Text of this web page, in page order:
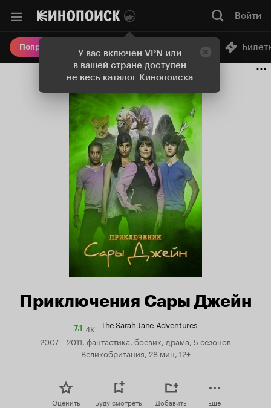
У вас включен VPN или
в вашей стране доступен
не весь каталог Кинопоиска
Войти
Попробовать Плюс Онлайн-кинотеатр
Приключения Сары Джейн
7.1Рейтинг
Кинопоиска
7.1
4K The Sarah Jane Adventures
2007 – 2011, фантастика, боевик, драма, 5 сезонов
Великобритания, 28 мин, 12+
Оценить Буду смотреть Добавить Еще